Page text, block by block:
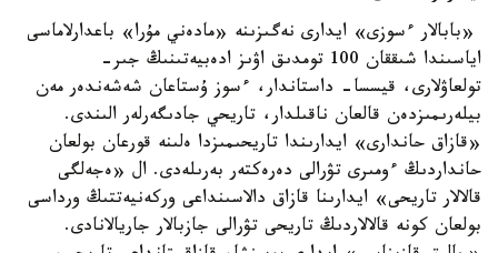
«بابالار ءسوزى» ايدارى نەگىزىنە «مادەني مۇرا» باعدارلاماسى
اياسىندا شىققان 100 تومدىق اۋىز ادەبيەتىنىڭ جىر-
تولعاۋلارى، قيسسا- داستاندار، ءسوز ۇستاعان شەشەندەر مەن
بيلەرىمىزدەن قالعان ناقىلدار، تاريحي جادىگەرلەر الىندى.
«قازاق حاندارى» ايدارىندا تاريحىمىزدا ەلىنە قورعان بولعان
حانداردىڭ ءومىرى تۋرالى دەرەكتەر بەرىلەدى. ال «ەجەلگى
قالالار تاريحى» ايدارىنا قازاق دالاسىنداعى وركەنيەتتىڭ ورداسى
بولعان كونە قالالاردىڭ تاريحى تۋرالى جازبالار جاريالانادى.